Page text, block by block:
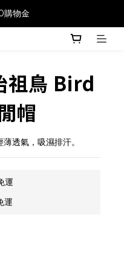
購物金
鳥 Bird
帽
透氣，吸濕排汗。
運
運